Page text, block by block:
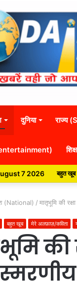
दुनिया राज्य
7 2026 बहुत खूब
(National) / मातृभूमि की
बहुत खूब मेरे अलफ़ाज़/कविता
की